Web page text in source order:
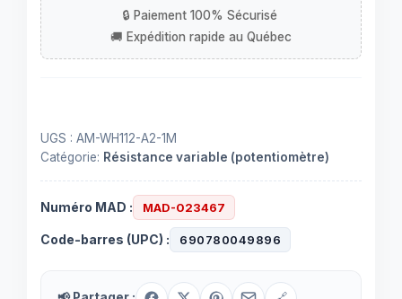
90
degrés
-
UGS : AM-WH112-A2-1M
Catégorie: Résistance variable (potentiomètre)
Numéro MAD : MAD-023467
Code-barres (UPC) : 690780049896